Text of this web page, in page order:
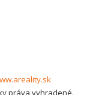
práva vyhradené.